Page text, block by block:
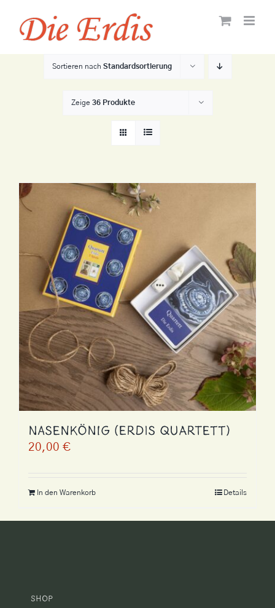
Inhalt
springen
Sortieren nach Standardsortierung
Zeige 36 Produkte
Nasenkönig (Erdis Quartett)
20,00 €
In den Warenkorb Details
Shop